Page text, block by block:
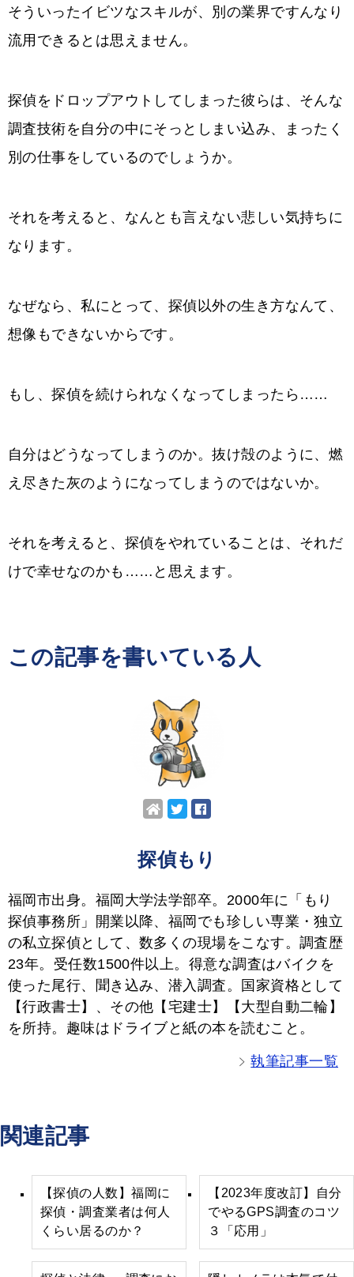
そういったイビツなスキルが、別の業界ですんなり
流用できるとは思えません。
探偵をドロップアウトしてしまった彼らは、そんな
調査技術を自分の中にそっとしまい込み、まったく
別の仕事をしているのでしょうか。
それを考えると、なんとも言えない悲しい気持ちに
なります。
なぜなら、私にとって、探偵以外の生き方なんて、
想像もできないからです。
もし、探偵を続けられなくなってしまったら……
自分はどうなってしまうのか。抜け殻のように、燃
え尽きた灰のようになってしまうのではないか。
それを考えると、探偵をやれていることは、それだ
けで幸せなのかも……と思えます。
この記事を書いている人
探偵もり
福岡市出身。福岡大学法学部卒。2000年に「もり
探偵事務所」開業以降、福岡でも珍しい専業・独立
の私立探偵として、数多くの現場をこなす。調査歴
23年。受任数1500件以上。得意な調査はバイクを
使った尾行、聞き込み、潜入調査。国家資格として
【行政書士】、その他【宅建士】【大型自動二輪】
を所持。趣味はドライブと紙の本を読むこと。
執筆記事一覧
関連記事
【探偵の人数】福岡に
探偵・調査業者は何人
くらい居るのか？
【2023年度改訂】自分
でやるGPS調査のコツ
３「応用」